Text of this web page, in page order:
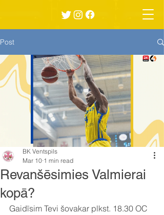
Post
Revanšēsimies Valmierai
kopā?
BK Ventspils
Mar 10 1 min read
Gaidīsim Tevi šovakar plkst. 18.30 OC